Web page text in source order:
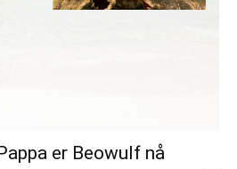
er Beowulf nå